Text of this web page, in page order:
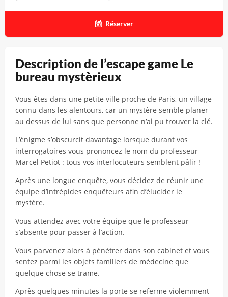
Description de l’escape game Le
bureau mystèrieux
Vous êtes dans une petite ville proche de Paris, un village
connu dans les alentours, car un mystère semble planer
au dessus de lui sans que personne n’ai pu trouver la clé.
L’énigme s’obscurcit davantage lorsque durant vos
interrogatoires vous prononcez le nom du professeur
Marcel Petiot : tous vos interlocuteurs semblent pâlir !
Après une longue enquête, vous décidez de réunir une
équipe d’intrépides enquêteurs afin d’élucider le
mystère.
Vous attendez avec votre équipe que le professeur
s’absente pour passer à l’action.
Vous parvenez alors à pénétrer dans son cabinet et vous
sentez parmi les objets familiers de médecine que
quelque chose se trame.
Après quelques minutes la porte se referme violemment
Réserver